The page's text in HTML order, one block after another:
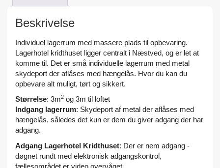
Beskrivelse
Individuel lagerrum med massere plads til opbevaring.
Lagerhotel kridthuset ligger centralt i Næstved, og er let at
komme til. Det er små individuelle lagerrum med metal
skydeport der aflåses med hængelås. Hvor du kan du
opbevare alt muligt, tørt og sikkert.
Størrelse: 3m2 og 3m til loftet
Indgang lagerrum: Skydeport af metal der aflåses med
hængelås, således det kun er dem du giver adgang der har
adgang.
Adgang Lagerhotel Kridthuset: Der er nem adgang -
døgnet rundt med elektronisk adgangskontrol,
fællesområdet er video overvåget